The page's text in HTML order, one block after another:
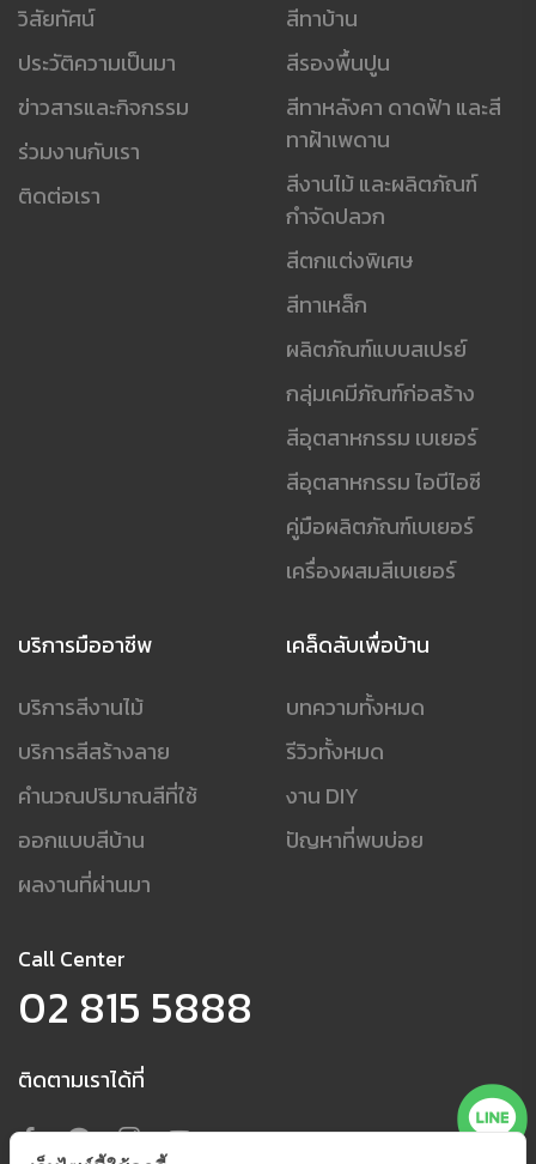
วิสัยทัศน์
ประวัติความเป็นมา
ข่าวสารและกิจกรรม
ร่วมงานกับเรา
ติดต่อเรา
สีทาบ้าน
สีรองพื้นปูน
สีทาหลังคา ดาดฟ้า และสี
ทาฝ้าเพดาน
สีงานไม้ และผลิตภัณฑ์
กำจัดปลวก
สีตกแต่งพิเศษ
สีทาเหล็ก
ผลิตภัณฑ์แบบสเปรย์
กลุ่มเคมีภัณฑ์ก่อสร้าง
สีอุตสาหกรรม เบเยอร์
สีอุตสาหกรรม ไอบีไอซี
คู่มือผลิตภัณฑ์เบเยอร์
เครื่องผสมสีเบเยอร์
บริการมืออาชีพ
บริการสีงานไม้
บริการสีสร้างลาย
คำนวณปริมาณสีที่ใช้
ออกแบบสีบ้าน
ผลงานที่ผ่านมา
เคล็ดลับเพื่อบ้าน
บทความทั้งหมด
รีวิวทั้งหมด
งาน DIY
ปัญหาที่พบบ่อย
Call Center
02 815 5888
ติดตามเราได้ที่